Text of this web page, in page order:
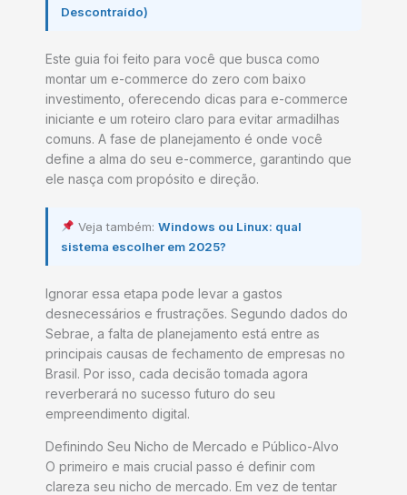
Descontraído)
Este guia foi feito para você que busca como
montar um e-commerce do zero com baixo
investimento, oferecendo dicas para e-commerce
iniciante e um roteiro claro para evitar armadilhas
comuns. A fase de planejamento é onde você
define a alma do seu e-commerce, garantindo que
ele nasça com propósito e direção.
Veja também:Windows ou Linux: qual
sistema escolher em 2025?
Ignorar essa etapa pode levar a gastos
desnecessários e frustrações. Segundo dados do
Sebrae, a falta de planejamento está entre as
principais causas de fechamento de empresas no
Brasil. Por isso, cada decisão tomada agora
reverberará no sucesso futuro do seu
empreendimento digital.
Definindo Seu Nicho de Mercado e Público-Alvo
O primeiro e mais crucial passo é definir com
clareza seu nicho de mercado. Em vez de tentar